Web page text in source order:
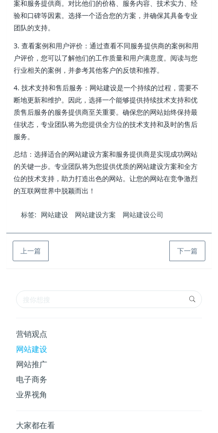
案和服务提供商。对比他们的价格、服务内容、技术实力、经
验和口碑等因素。选择一个适合您的方案，并确保其具备专业
团队的支持。
3. 查看案例和用户评价：通过查看不同服务提供商的案例和用
户评价，您可以了解他们的工作质量和用户满意度。阅读与您
行业相关的案例，并参考其他客户的反馈和推荐。
4. 技术支持和售后服务：网站建设是一个持续的过程，需要不
断地更新和维护。因此，选择一个能够提供持续技术支持和优
质售后服务的服务提供商至关重要。确保您的网站始终保持最
佳状态，专业团队将为您提供全方位的技术支持和及时的售后
服务。
总结：选择适合的网站建设方案和服务提供商是实现成功网站
的关键一步。专业团队将为您提供优质的网站建设方案和全方
位的技术支持，助力打造出色的网站。让您的网站在竞争激烈
的互联网世界中脱颖而出！
标签: 网站建设 网站建设方案 网站建设公司
上一篇 下一篇
营销观点
网站建设
网站推广
电子商务
业界视角
大家都在看